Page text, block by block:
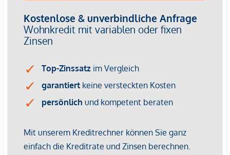
Edles, italienisches Feinsteinzeug
Gegensprechanlage mit Video-Option
Komfortable Paketboxanlage
Online-Hausverwaltung mittels Puck-App
HIGHLIGHTS
46 exklusive Eigentumswohnungen
Größen von 50 bis 170 m²
Luxuriöse Ausstattung
Balkone, Terrassen, Dach- und Gartenterrassen